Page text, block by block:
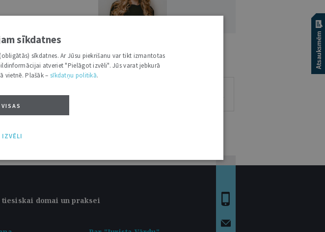
ņemot vērā,
tiesiskai domai un praksei
sīkdatnes
sīkdatnes. Ar Jūsu piekrišanu var tikt izmantotas
atveriet "Pielāgot izvēli". Jūs varat jebkurā
vietnē. Plašāk – sīkdatņu politikā.
IZVĒLI